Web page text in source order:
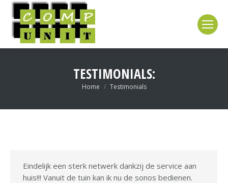
TESTIMONIALS:
Je bent hier:
Home Testimonials
Eindelijk een sterk netwerk dankzij de service aan
huis!!! Vanuit de tuin kan ik nu de sonos bedienen.